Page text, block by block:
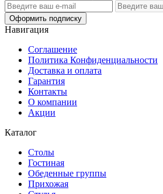
Оформить подписку
Навигация
Соглашение
Политика Конфиденциальности
Доставка и оплата
Гарантия
Контакты
О компании
Акции
Каталог
Cтолы
Гостиная
Обеденные группы
Прихожая